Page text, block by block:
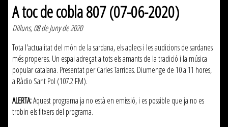
A toc de cobla 807 (07-06-2020)
Dilluns, 08 de Juny de 2020
Tota l'actualitat del món de la sardana, els aplecs i les audicions de sardanes
més properes. Un espai adreçat a tots els amants de la tradició i la música
popular catalana. Presentat per Carles Tarridas. Diumenge de 10 a 11 hores,
a Ràdio Sant Pol (107.2 FM).
ALERTA:Aquest programa ja no està en emissió, i es possible que ja no es
trobin els fitxers del programa.